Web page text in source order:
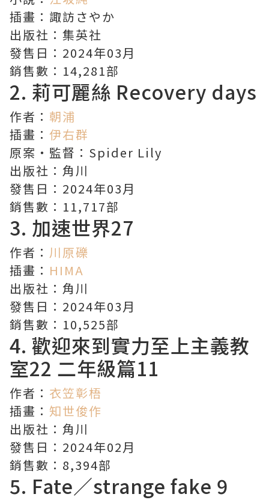
插畫：諏訪さやか
出版社：集英社
發售日：2024年03月
銷售數：14,281部
2. 莉可麗絲 Recovery days
作者： 朝浦
插畫： 伊右群
原案・監督：Spider Lily
出版社：角川
發售日：2024年03月
銷售數：11,717部
3. 加速世界27
作者： 川原礫
插畫： HIMA
出版社：角川
發售日：2024年03月
銷售數：10,525部
4. 歡迎來到實力至上主義教
室22 二年級篇11
作者： 衣笠彰梧
插畫： 知世俊作
出版社：角川
發售日：2024年02月
銷售數：8,394部
5. Fate／strange fake 9